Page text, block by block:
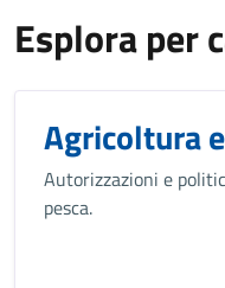
Titolo
Esplora per
Agricoltura
Autorizzazioni e
pesca.